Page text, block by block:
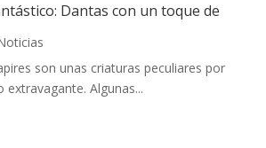
Dantas con un toque de
son unas criaturas peculiares por
extravagante. Algunas...